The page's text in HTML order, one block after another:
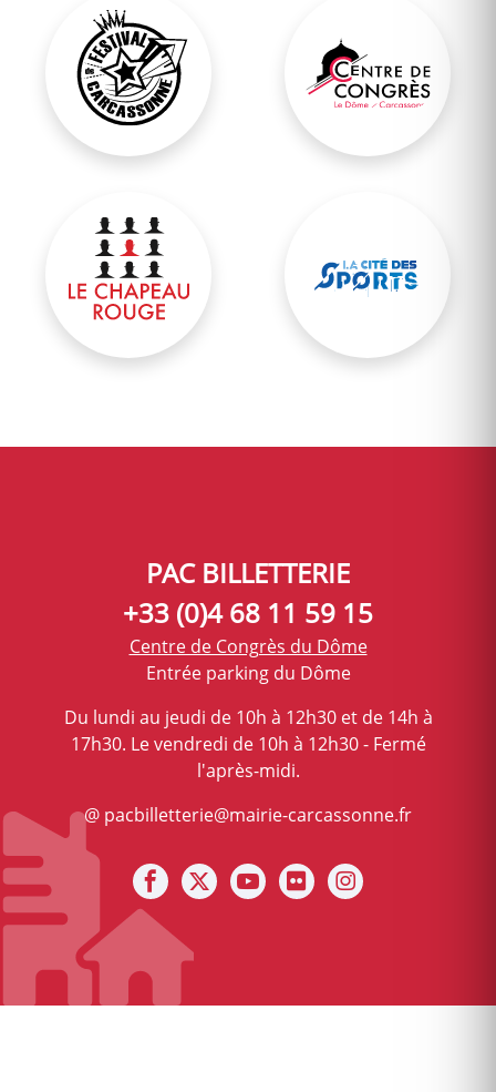
Festival de Carcassonne Centre de Congrès
Salle du Chapeau Rouge
PAC BILLETTERIE
+33 (0)4 68 11 59 15
Centre de Congrès du Dôme
Entrée parking du Dôme
Du lundi au jeudi de 10h à 12h30 et de 14h à
17h30. Le vendredi de 10h à 12h30 - Fermé
l'après-midi.
@ pacbilletterie@mairie-carcassonne.fr
Notre facebook
Notre X (ex Twitter)
Notre Chaine youtube
Notre photothèque